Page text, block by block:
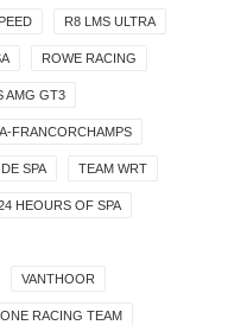
R8 LMS ULTRA
ROWE RACING
AMG GT3
FRANCORCHAMPS
SPA TEAM WRT
HEOURS OF SPA
VANTHOOR
RACING TEAM